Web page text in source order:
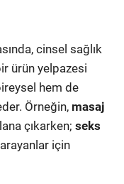
cinsel sağlık
ürün yelpazesi
hem de
Örneğin, masaj
çıkarken; seks
için